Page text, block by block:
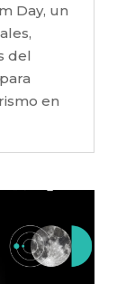
Day, un
del
en